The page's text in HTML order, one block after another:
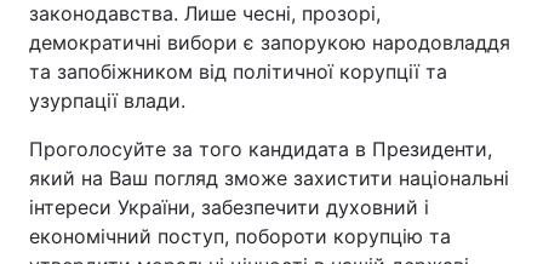
законодавства. Лише чесні, прозорі,
демократичні вибори є запорукою народовладдя
та запобіжником від політичної корупції та
узурпації влади.
Проголосуйте за того кандидата в Президенти,
який на Ваш погляд зможе захистити національні
інтереси України, забезпечити духовний і
економічний поступ, побороти корупцію та